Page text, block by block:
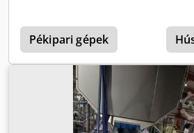
Pékipari gépek